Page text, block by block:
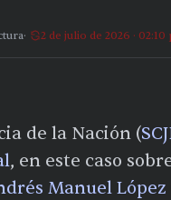
2 de julio de 2026 · 02:10
de la Nación (
, en este caso
Manuel